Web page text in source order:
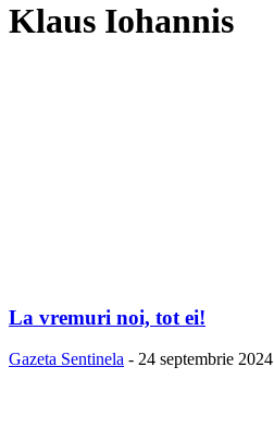
Klaus Iohannis
La vremuri noi, tot ei!
Gazeta Sentinela - 24 septembrie 2024